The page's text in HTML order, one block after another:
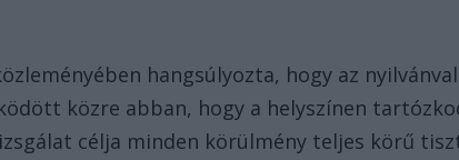
hangsúlyozta, hogy az
közre abban, hogy a helyszínen
célja minden körülmény teljes körű